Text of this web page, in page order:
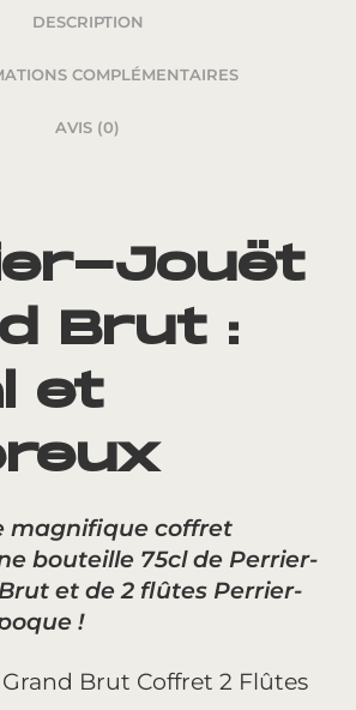
DESCRIPTION
COMPLÉMENTAIRES
AVIS (0)
Jouët
Brut :
et
magnifique coffret
bouteille 75cl de Perrier-
et de 2 flûtes Perrier-
!
Brut Coffret 2 Flûtes